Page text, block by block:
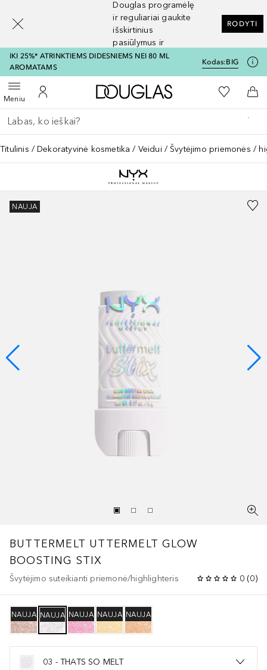
Douglas programėlę
ir reguliariai gaukite
išskirtinius
pasiūlymus ir
nuolaidas
RODYTI
IKI 25%* ATRINKTIEMS DIDESNIEMS NEI 80 ML
AROMATAMS
Kodas:BIG
MeniuAtidaryti meniuĮ mano paskyrą
Į Douglas pagrindinį
Į mano
Į
Grįžk atgal
Vykdykite paiešką
Titulinis Dekoratyvinė kosmetika Veidui Švytėjimo priemonės /
NAUJA
BUTTERMELT UTTERMELT GLOW
BOOSTING STIX
Švytėjimo suteikianti priemonė/highlighteris 0 (0)
NAUJA NAUJA NAUJA NAUJA NAUJA
03 - THATS SO MELT
[navigation.slideout.screenreader]